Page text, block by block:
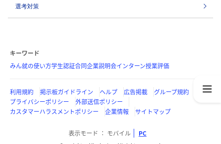
選考対策
キーワード
みん就の使い方学生認証合同企業説明会インターン授業評価
利用規約 掲示板ガイドライン ヘルプ 広告掲載
グループ規約
プライバシーポリシー
外部送信ポリシー
カスタマーハラスメントポリシー
企業情報 サイトマップ
表示モード モバイル PC